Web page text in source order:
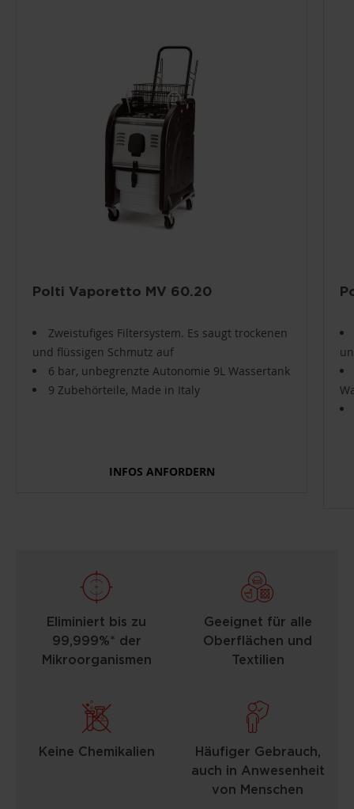
Polti Vaporetto MV 60.20
Zweistufiges Filtersystem. Es saugt trockenen
und flüssigen Schmutz auf
6 bar, unbegrenzte Autonomie 9L Wassertank
9 Zubehörteile, Made in Italy
INFOS ANFORDERN
Eliminiert bis zu
99,999%* der
Mikroorganismen
Geeignet für alle
Oberflächen und
Textilien
Keine Chemikalien
Häufiger Gebrauch,
auch in Anwesenheit
von Menschen